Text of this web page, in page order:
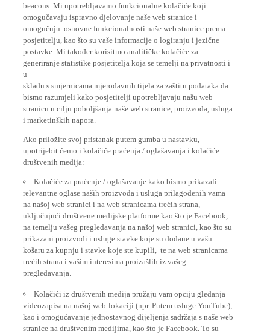
beacons. Mi upotrebljavamo funkcionalne kolačiće koji
omogučavaju ispravno djelovanje naše web stranice i
omogučuju osnovne funkcionalnosti naše web stranice prema
posjetitelju, kao što su vaše informacije o logiranju i jezične
postavke. Mi također korisitmo analitičke kolačiće za
generiranje statistike posjetitelja koja se temelji na privatnosti i
u
skladu s smjernicama mjerodavnih tijela za zaštitu podataka da
bismo razumjeli kako posjetitelji upotrebljavaju našu web
stranicu u cilju poboljšanja naše web stranice, proizvoda, usluga
i marketinških napora.
Ako priložite svoj pristanak putem gumba u nastavku,
upotrijebit ćemo i kolačiće praćenja / oglašavanja i kolačiće
društvenih medija:
Kolačiće za praćenje / oglašavanje kako bismo prikazali
relevantne oglase naših proizvoda i usluga prilagođenih vama
na našoj web stranici i na web stranicama trećih strana,
uključujući društvene medijske platforme kao što je Facebook,
na temelju vašeg pregledavanja na našoj web stranici, kao što su
prikazani proizvodi i usluge stavke koje su dodane u vašu
košaru za kupnju i stavke koje ste kupili, te na web stranicama
trećih strana i vašim interesima proizašlih iz vašeg
pregledavanja.
Kolačići iz društvenih medija pružaju vam opciju gledanja
videozapisa na našoj web-lokaciji (npr. Putem usluge YouTube),
kao i omogućavanje jednostavnog dijeljenja sadržaja s naše web
stranice na društvenim medijima, kao što je Facebook. To su